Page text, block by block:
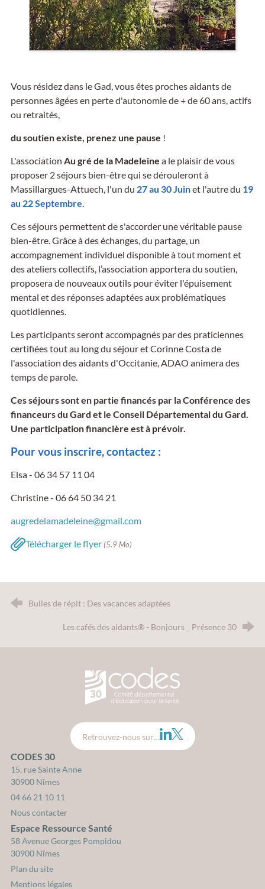
Vous résidez dans le Gad, vous êtes proches aidants de
personnes âgées en perte d'autonomie de + de 60 ans, actifs
ou retraités,
du soutien existe, prenez une pause !
L'association Au gré de la Madeleine a le plaisir de vous
proposer 2 séjours bien-être qui se dérouleront à
Massillargues-Attuech, l'un du 27 au 30 Juinet l'autre du 19
au 22 Septembre
Ces séjours permettent de s'accorder une véritable pause
bien-être. Grâce à des échanges, du partage, un
accompagnement individuel disponible à tout moment et
des ateliers collectifs, l’association apportera du soutien,
proposera de nouveaux outils pour éviter l'épuisement
mental et des réponses adaptées aux problématiques
quotidiennes.
Les participants seront accompagnés par des praticiennes
certifiées tout au long du séjour et Corinne Costa de
l'association des aidants d'Occitanie, ADAO animera des
temps de parole.
Ces séjours sont en partie financés par la Conférence des
financeurs du Gard et le Conseil Départemental du Gard.
Une participation financière est à prévoir.
Pour vous inscrire, contactez :
Elsa - 06 34 57 11 04
Christine - 06 64 50 34 21
augredelamadeleine@gmail.com
Télécharger le flyer(5.9 Mo)
Bulles de répit : Des vacances adaptées
Les cafés des aidants® - Bonjours _ Présence 30
CODES 30 - Comité
Retrouvez-nous sur… LinkedIn
Twitter
CODES 30
15, rue Sainte Anne
30900 Nîmes
04 66 21 10 11
Nous contacter
Espace Ressource Santé
58 Avenue Georges Pompidou
30900 Nîmes
Plan du site
Mentions légales